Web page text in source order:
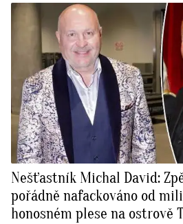
Nešťastník Michal David:
pořádně nafackováno od
honosném plese na ostrově